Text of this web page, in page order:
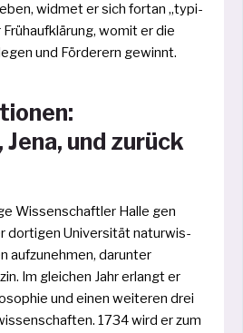
wid­met er sich fort­an „typi­
womit er die
und Förderern gewinnt.
und zurück
Wissenschaftler Halle gen
dor­ti­gen Universität natur­wis­
auf­zu­neh­men, dar­un­ter
Im glei­chen Jahr erlangt er
und einen wei­te­ren drei
1734 wird er zum